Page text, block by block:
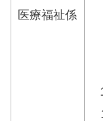
医療福祉係